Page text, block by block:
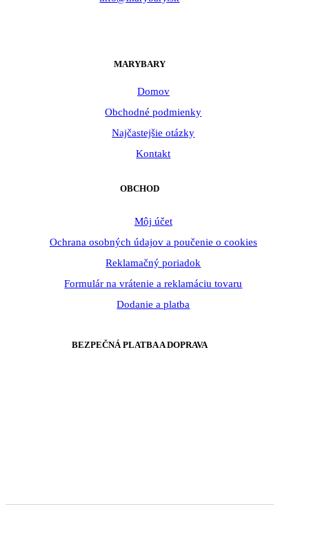
MARYBARY
Domov
Obchodné podmienky
Najčastejšie otázky
Kontakt
OBCHOD
Môj účet
Ochrana osobných údajov a poučenie o cookies
Reklamačný poriadok
Formulár na vrátenie a reklamáciu tovaru
Dodanie a platba
BEZPEČNÁ PLATBA A DOPRAVA